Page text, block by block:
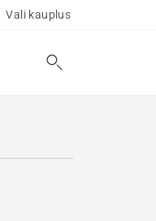
Vali kauplus